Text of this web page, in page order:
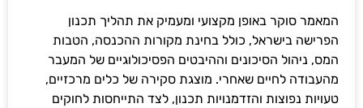
המאמר סוקר באופן מקצועי ומעמיק את תהליך תכנון
הפרישה בישראל, כולל בחינת מקורות ההכנסה, הטבות
המס, ניהול הסיכונים וההיבטים הפסיכולוגיים של המעבר
מהעבודה לחיים שאחרי. מוצגת סקירה של כלים מרכזיים,
טעויות נפוצות והזדמנויות תכנון, לצד התייחסות לחוקים